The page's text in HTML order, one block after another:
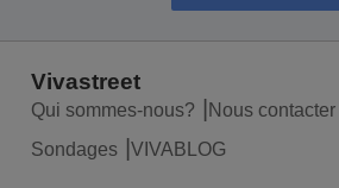
Vivastreet
Qui sommes-nous? Nous contacter
Sondages
VIVABLOG